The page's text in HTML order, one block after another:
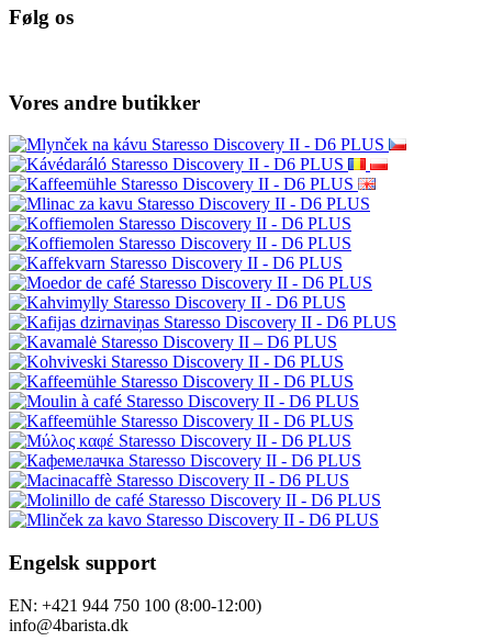
Følg os
Vores andre butikker
Engelsk support
EN: +421 944 750 100 (8:00-12:00)
info@4barista.dk